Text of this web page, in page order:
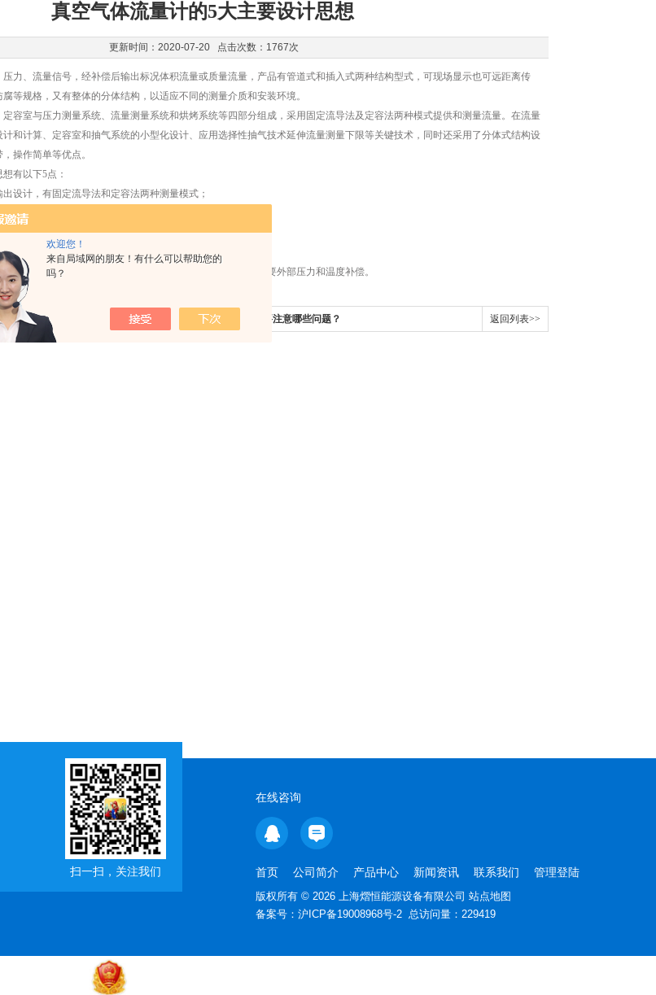
欢迎您！
来自局域网的朋友！有什么可以帮助您的
吗？
真空气体流量计的5大主要设计思想
更新时间：2020-07-20 点击次数：1767次
压力、流量信号，经补偿后输出标况体积流量或质量流量，产品有管道式和插入式两种结构型式，可现场显示也可远距离传
等规格，又有整体的分体结构，以适应不同的测量介质和安装环境。
室与压力测量系统、流量测量系统和烘烤系统等四部分组成，采用固定流导法及定容法两种模式提供和测量流量。在流量
和计算、定容室和抽气系统的小型化设计、应用选择性抽气技术延伸流量测量下限等关键技术，同时还采用了分体式结构设
操作简单等优点。
有以下5点：
计，有固定流导法和定容法两种测量模式；
延伸了流量测量下限；
化设计，体积小、质量轻；
拆分，便利于携带。
和其他工业气体的质量流量，直接测量质量流量，且不需要外部压力和温度补偿。
计的7个特点介绍 下一篇： 进口差压式流量计安装要注意哪些问题？ 返回列表>>
扫一扫，关注我们
在线咨询
首页 公司简介 产品中心 新闻资讯 联系我们 管理登陆
版权所有 © 2026 上海熠恒能源设备有限公司 站点地图
备案号： 沪ICP备19008968号-2 总访问量：229419